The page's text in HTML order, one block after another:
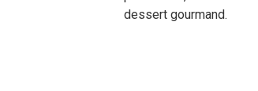
dessert gourmand.